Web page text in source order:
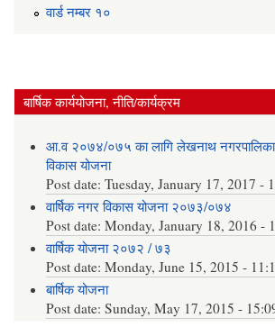
वार्ड न‌म्बर १०
बार्षिक कार्ययोजना, नीति/कार्यक्रम
आ.व २०७४/०७५ का लागि लेखनाथ
विकास योजना
Post date:Tuesday, January 17, 2017 -
वार्षिक नगर विकास योजना २०७३/०७४
Post date:Monday, January 18, 2016 -
वार्षिक योजना २०७२ / ७३
Post date:Monday, June 15, 2015 -
बार्षिक योजना
Post date:Sunday, May 17, 2015 -